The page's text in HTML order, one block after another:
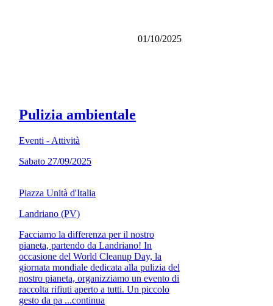
01/10/2025
Pulizia ambientale
Eventi - Attività
Sabato 27/09/2025
Piazza Unità d'Italia
Landriano (PV)
Facciamo la differenza per il nostro
pianeta, partendo da Landriano! In
occasione del World Cleanup Day, la
giornata mondiale dedicata alla pulizia del
nostro pianeta, organizziamo un evento di
raccolta rifiuti aperto a tutti. Un piccolo
gesto da pa ...continua